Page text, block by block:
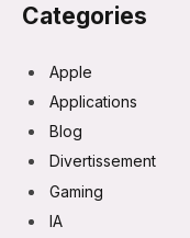
Categories
Apple
Applications
Blog
Divertissement
Gaming
IA